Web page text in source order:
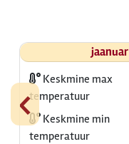
‹
jaanuar
Keskmine max
temperatuur
Keskmine min
temperatuur